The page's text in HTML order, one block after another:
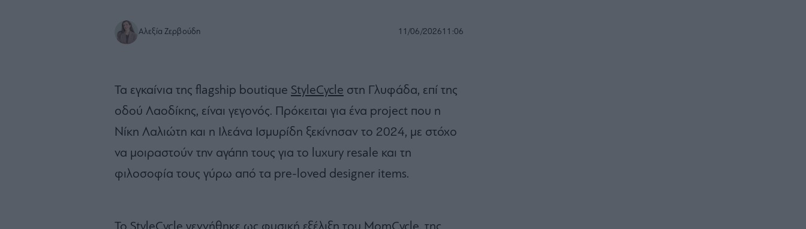
Αλεξία Ζερβούδη 11/06/202611:06
Τα εγκαίνια της flagship boutique StyleCycle στη Γλυφάδα, επί της
οδού Λαοδίκης, είναι γεγονός. Πρόκειται για ένα project που η
Νίκη Λαλιώτη και η Ιλεάνα Ισμυρίδη ξεκίνησαν το 2024, με στόχο
να μοιραστούν την αγάπη τους για το luxury resale και τη
φιλοσοφία τους γύρω από τα pre-loved designer items.